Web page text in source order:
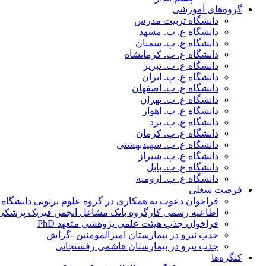
گروه‌های آموزشی
دانشگاه تربیت مدرس
دانشگاه ع. پ. مشهد
دانشگاه ع. پ. سمنان
دانشگاه ع. پ. کرمانشاه
دانشگاه ع. پ. تبریز
دانشگاه ع. پ. ایران
دانشگاه ع. پ. اصفهان
دانشگاه ع. پ. تهران
دانشگاه ع. پ. اهواز
دانشگاه ع. پ. یزد
دانشگاه ع. پ. کرمان
دانشگاه ع. پ. شهید‌بهشتی
دانشگاه ع. پ. شیراز
دانشگاه ع. پ. بابل
دانشگاه ع. پ. ارومیه
فرصت شغلی
فراخوان دعوت به همکاری در گروه علوم پرتویی دانشگاه
اطاعیه رسمی کارگروه بانک مشاغل انجمن فیزیک
فراخوان جذب هیئت علمی پژوهشی متعهد PhD
حذب نیرو در بیمارستان امیرالمومنین -گراش
جذب نیرو در بیمارستان هاشمی رفسنجانی
کنگره‌ها